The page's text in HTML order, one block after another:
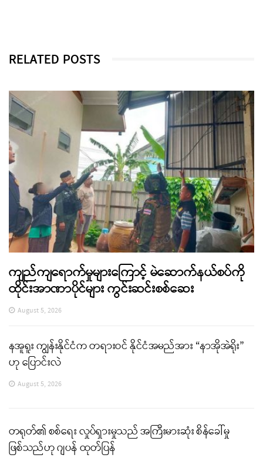
RELATED POSTS
ကျည်ကျရောက်မှုများကြောင့် မဲဆောက်နယ်စပ်ကို
ထိုင်းအာဏာပိုင်များ ကွင်းဆင်းစစ်ဆေး
August 5, 2026
နအူရူး ကျွန်းနိုင်ငံက တရားဝင် နိုင်ငံအမည်အား “နာအိုအဲရိုး”
ဟု ပြောင်းလဲ
August 5, 2026
တရုတ်၏ စစ်ရေး လှုပ်ရှားမှုသည် အကြီးမားဆုံး စိန်ခေါ်မှု
ဖြစ်သည်ဟု ဂျပန် ထုတ်ပြန်